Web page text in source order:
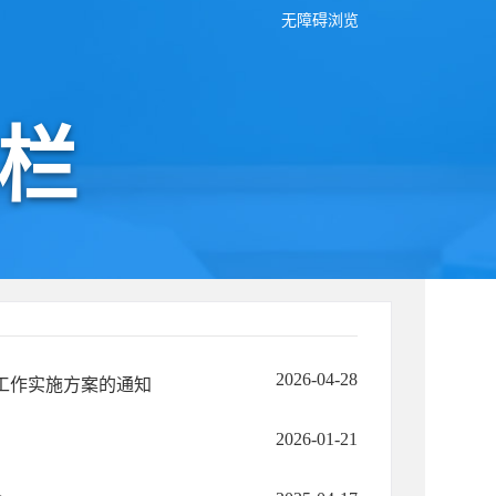
无障碍浏览
2026-04-28
作实施方案的通知
2026-01-21